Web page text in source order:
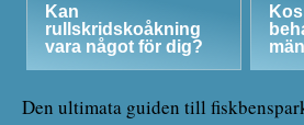
Kan
rullskridskoåkning
vara något för dig?
män
Den ultimata guiden till